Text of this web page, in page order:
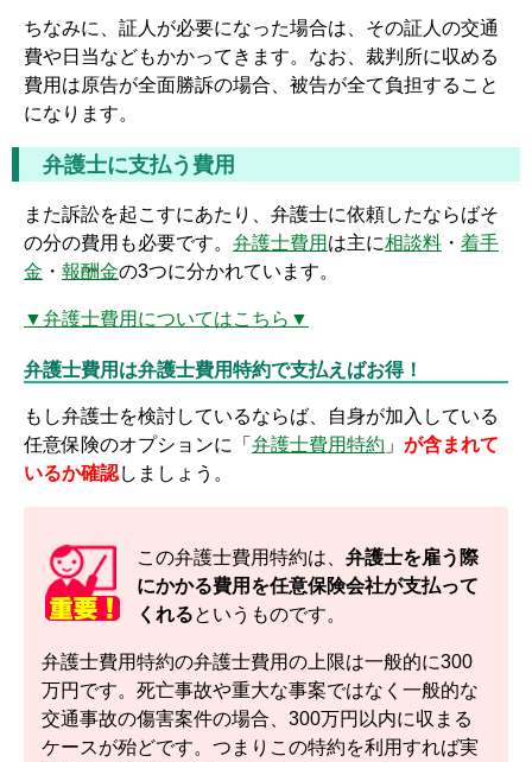
ちなみに、証人が必要になった場合は、その証人の交通
費や日当などもかかってきます。なお、裁判所に収める
費用は原告が全面勝訴の場合、被告が全て負担すること
になります。
弁護士に支払う費用
また訴訟を起こすにあたり、弁護士に依頼したならばそ
の分の費用も必要です。 弁護士費用 は主に相談料 ・ 着手
金 ・ 報酬金の3つに分かれています。
▼弁護士費用についてはこちら▼
弁護士費用は弁護士費用特約で支払えばお得！
もし弁護士を検討しているならば、自身が加入している
任意保険のオプションに「 弁護士費用特約 」 が含まれて
いるか確認しましょう。
この弁護士費用特約は、 弁護士を雇う際
にかかる費用を任意保険会社が支払って
くれるというものです。
弁護士費用特約の弁護士費用の上限は一般的に300
万円です。死亡事故や重大な事案ではなく一般的な
交通事故の傷害案件の場合、300万円以内に収まる
ケースが殆どです。つまりこの特約を利用すれば実